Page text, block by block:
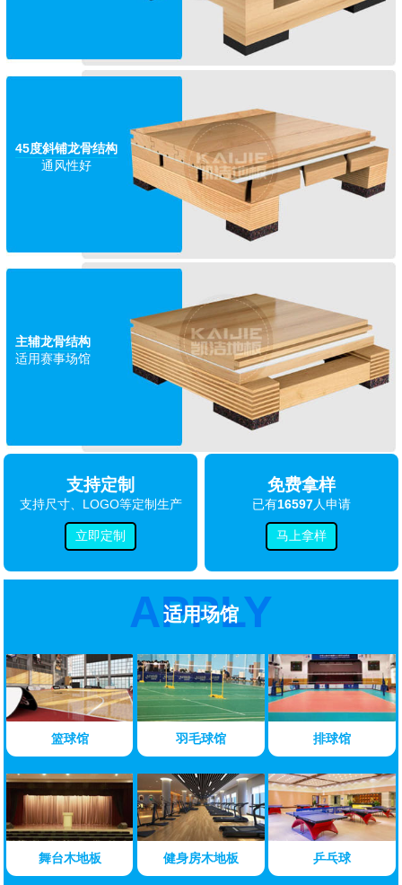
45度斜铺龙骨结构
通风性好
主辅龙骨结构
适用赛事场馆
支持定制
支持尺寸、LOGO等定制生产
立即定制
免费拿样
已有16597人申请
马上拿样
APPLY
适用场馆
篮球馆 羽毛球馆 排球馆
舞台木地板 健身房木地板 乒乓球